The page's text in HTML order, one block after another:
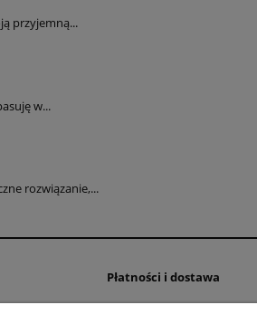
przyjemną...
w...
rozwiązanie,...
Płatności i dostawa